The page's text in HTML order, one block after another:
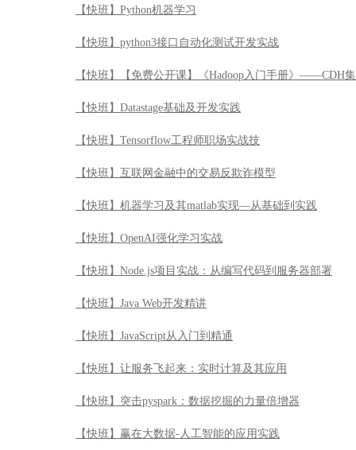
【快班】Python机器学习
【快班】python3接口自动化测试开发实战
【快班】【免费公开课】《Hadoop入门手册》——CDH
【快班】Datastage基础及开发实践
【快班】Tensorflow工程师职场实战技
【快班】互联网金融中的交易反欺诈模型
【快班】机器学习及其matlab实现—从基础到实践
【快班】OpenAI强化学习实战
【快班】Node.js项目实战：从编写代码到服务器部署
【快班】Java Web开发精讲
【快班】JavaScript从入门到精通
【快班】让服务飞起来：实时计算及其应用
【快班】突击pyspark：数据挖掘的力量倍增器
【快班】赢在大数据-人工智能的应用实践